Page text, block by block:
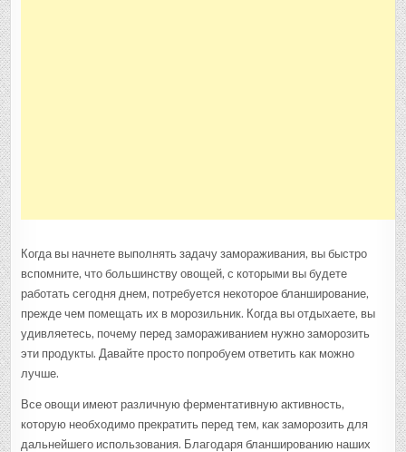
Когда вы начнете выполнять задачу замораживания, вы быстро
вспомните, что большинству овощей, с которыми вы будете
работать сегодня днем, потребуется некоторое бланширование,
прежде чем помещать их в морозильник. Когда вы отдыхаете, вы
удивляетесь, почему перед замораживанием нужно заморозить
эти продукты. Давайте просто попробуем ответить как можно
лучше.
Все овощи имеют различную ферментативную активность,
которую необходимо прекратить перед тем, как заморозить для
дальнейшего использования. Благодаря бланшированию наших